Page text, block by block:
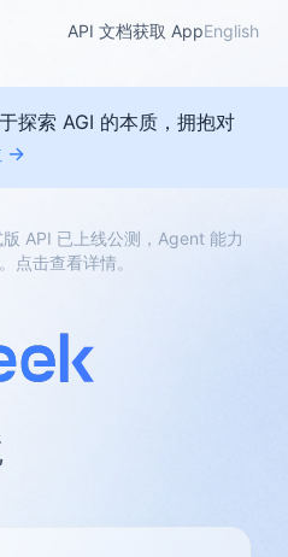
探索 AGI 的本质，拥抱对
→
API 已上线公测，Agent 能力
点击查看详情。
API 文档获取 AppEnglish